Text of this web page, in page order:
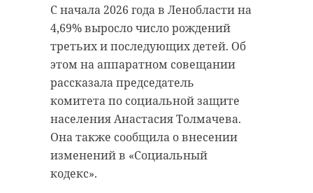
С начала 2026 года в Ленобласти на
4,69% выросло число рождений
третьих и последующих детей. Об
этом на аппаратном совещании
рассказала председатель
комитета по социальной защите
населения Анастасия Толмачева.
Она также сообщила о внесении
изменений в «Социальный
кодекс».